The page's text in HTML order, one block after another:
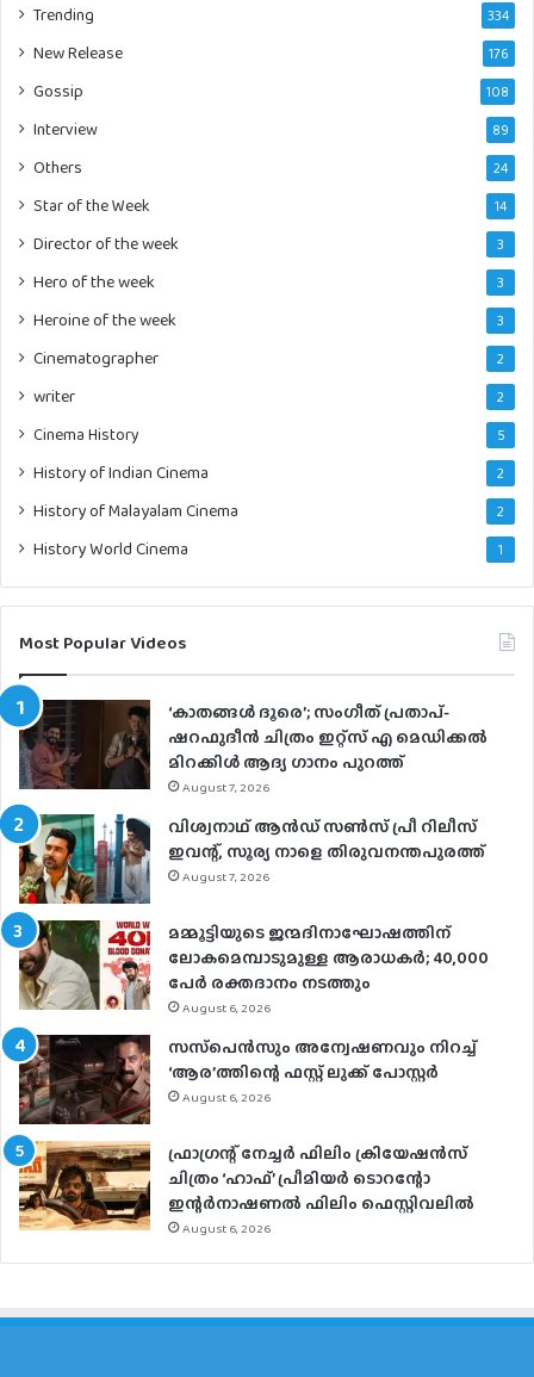
Trending 334
New Release 176
Gossip 108
Interview 89
Others 24
Star of the Week 14
Director of the week 3
Hero of the week 3
Heroine of the week 3
Cinematographer 2
writer 2
Cinema History 5
History of Indian Cinema 2
History of Malayalam Cinema 2
History World Cinema 1
Most Popular Videos
‘കാതങ്ങൾ ദൂരെ’; സംഗീത് പ്രതാപ്-
ഷറഫുദീൻ ചിത്രം ഇറ്റ്സ് എ മെഡിക്കൽ
മിറക്കിൾ ആദ്യ ഗാനം പുറത്ത്
August 7, 2026
വിശ്വനാഥ് ആന്‍ഡ് സണ്‍സ് പ്രീ റിലീസ്
ഇവന്റ്, സൂര്യ നാളെ തിരുവനന്തപുരത്ത്
August 7, 2026
മമ്മൂട്ടിയുടെ ജന്മദിനാഘോഷത്തിന്
ലോകമെമ്പാടുമുള്ള ആരാധകര്‍; 40,000
പേര്‍ രക്തദാനം നടത്തും
August 6, 2026
സസ്‌പെന്‍സും അന്വേഷണവും നിറച്ച്
‘ആര’ത്തിന്റെ ഫസ്റ്റ് ലുക്ക് പോസ്റ്റര്‍
August 6, 2026
ഫ്രാഗ്രന്റ് നേച്ചര്‍ ഫിലിം ക്രിയേഷന്‍സ്
ചിത്രം ‘ഹാഫ്’ പ്രീമിയര്‍ ടൊറന്റോ
ഇന്റര്‍നാഷണല്‍ ഫിലിം ഫെസ്റ്റിവലില്‍
August 6, 2026